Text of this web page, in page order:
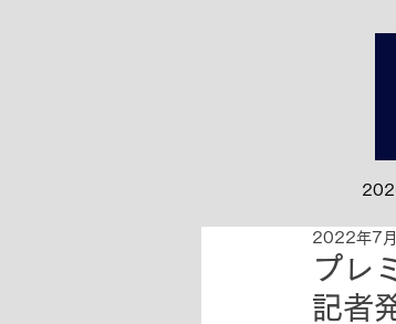
お知らせ&
プレ
記者
2022年7